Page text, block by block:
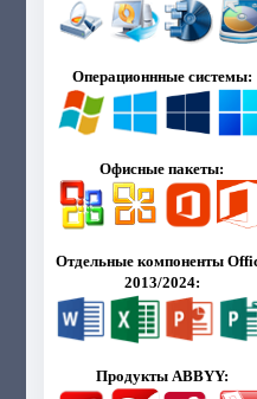
Операционнные системы:
Офисные пакеты:
Отдельные компоненты
2013/2024:
Продукты ABBYY: